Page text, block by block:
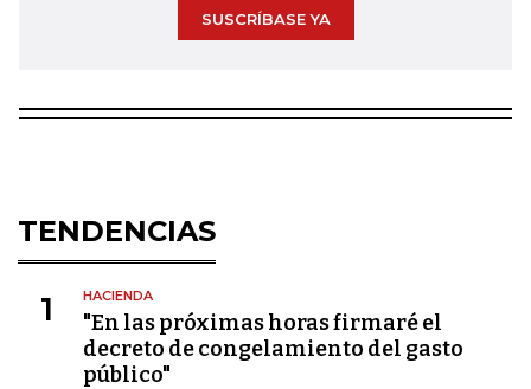
SUSCRÍBASE YA
TENDENCIAS
1 HACIENDA
"En las próximas horas firmaré el
decreto de congelamiento del gasto
público"